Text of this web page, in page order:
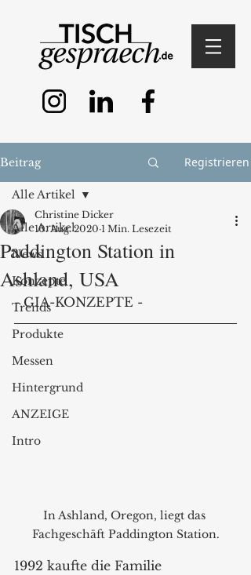
Beitrag Registrieren
Alle Artikel
News
Konzepte
Trends
Produkte
Messen
Hintergrund
ANZEIGE
Intro
Alle Artikel
Paddington Station in
Ashland, USA
Christine Dicker
10. Aug. 2020 1 Min. Lesezeit
- GIA-KONZEPTE -
In Ashland, Oregon, liegt das
Fachgeschäft Paddington Station.
1992 kaufte die Familie